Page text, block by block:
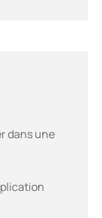
dans une